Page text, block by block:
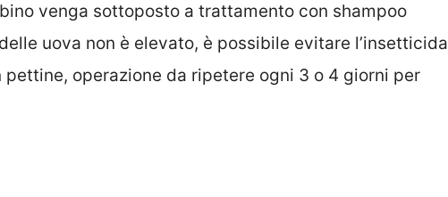
venga sottoposto a trattamento con shampoo
uova non è elevato, è possibile evitare l’insetticida
pettine, operazione da ripetere ogni 3 o 4 giorni per